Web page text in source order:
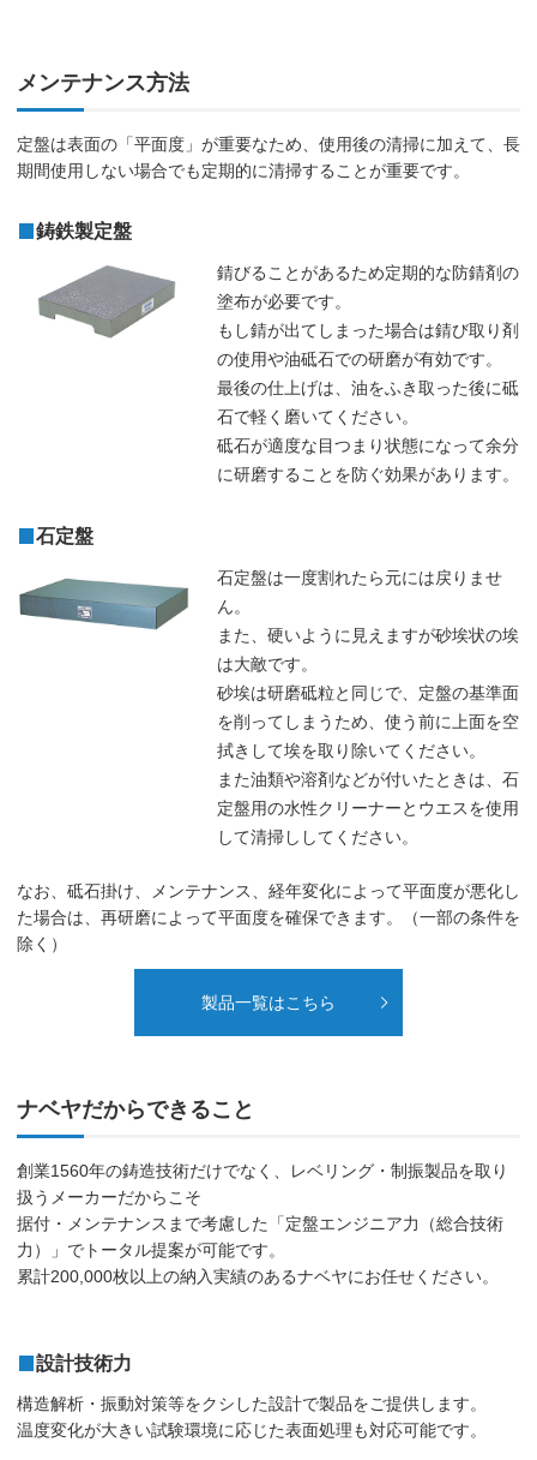
メンテナンス方法
定盤は表面の「平面度」が重要なため、使用後の清掃に加えて、長
期間使用しない場合でも定期的に清掃することが重要です。
鋳鉄製定盤
錆びることがあるため定期的な防錆剤の
塗布が必要です。
もし錆が出てしまった場合は錆び取り剤
の使用や油砥石での研磨が有効です。
最後の仕上げは、油をふき取った後に砥
石で軽く磨いてください。
砥石が適度な目つまり状態になって余分
に研磨することを防ぐ効果があります。
石定盤
石定盤は一度割れたら元には戻りませ
ん。
また、硬いように見えますが砂埃状の埃
は大敵です。
砂埃は研磨砥粒と同じで、定盤の基準面
を削ってしまうため、使う前に上面を空
拭きして埃を取り除いてください。
また油類や溶剤などが付いたときは、石
定盤用の水性クリーナーとウエスを使用
して清掃ししてください。
なお、砥石掛け、メンテナンス、経年変化によって平面度が悪化し
た場合は、再研磨によって平面度を確保できます。（一部の条件を
除く）
製品一覧はこちら
ナベヤだからできること
創業1560年の鋳造技術だけでなく、レベリング・制振製品を取り
扱うメーカーだからこそ
据付・メンテナンスまで考慮した「定盤エンジニア力（総合技術
力）」でトータル提案が可能です。
累計200,000枚以上の納入実績のあるナベヤにお任せください。
設計技術力
構造解析・振動対策等をクシした設計で製品をご提供します。
温度変化が大きい試験環境に応じた表面処理も対応可能です。